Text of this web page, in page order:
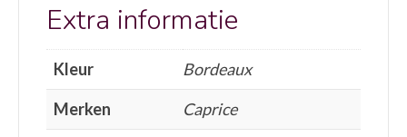
Extra informatie
Kleur
Bordeaux
Merken
Caprice